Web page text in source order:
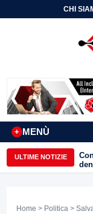
CHI
MENÙ
+
ULTIME NOTIZIE
Home > Politica >